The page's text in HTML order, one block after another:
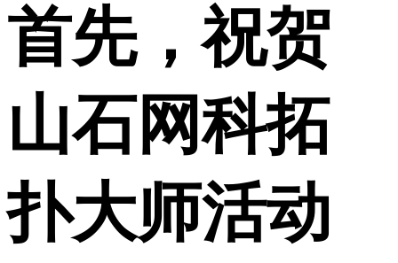
首先，祝贺
山石网科拓
扑大师活动